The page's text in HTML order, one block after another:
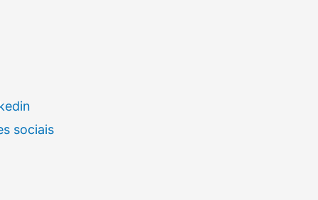
sociais